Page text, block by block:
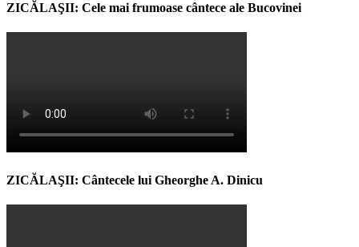
ZICĂLAŞII: Cele mai frumoase cântece ale Bucovinei
ZICĂLAŞII: Cântecele lui Gheorghe A. Dinicu